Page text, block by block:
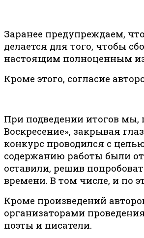
Заранее предупреждаем,
делается для того, чтобы
настоящим полноценным
Кроме этого, согласие
При подведении итогов мы,
Воскресение», закрывая
конкурс проводился с
содержанию работы были
оставили, решив
времени. В том числе, и по
Кроме произведений
организаторами
поэты и писатели.